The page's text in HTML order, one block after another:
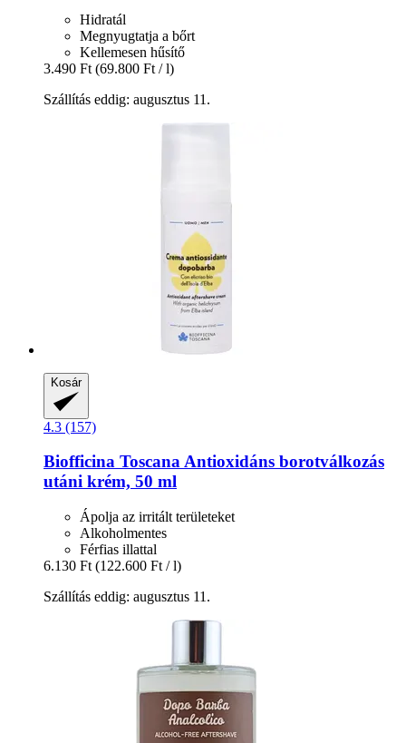
Hidratál
Megnyugtatja a bőrt
Kellemesen hűsítő
3.490 Ft (69.800 Ft / l)
Szállítás eddig: augusztus 11.
Kosár
4.3 (157)
Biofficina ToscanaAntioxidáns borotválkozás
utáni krém, 50 ml
Ápolja az irritált területeket
Alkoholmentes
Férfias illattal
6.130 Ft (122.600 Ft / l)
Szállítás eddig: augusztus 11.